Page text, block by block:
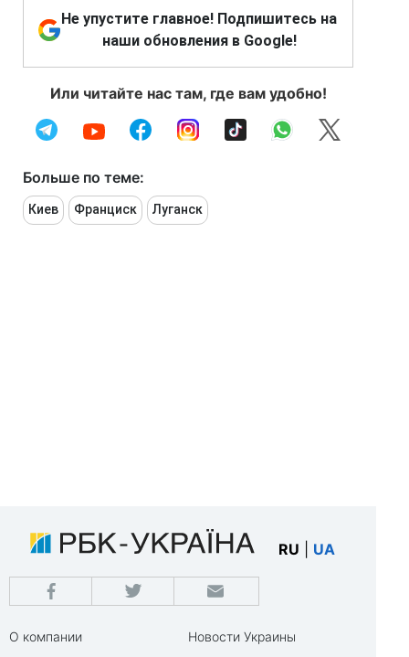
Не упустите главное! Подпишитесь на
наши обновления в Google!
Или читайте нас там, где вам удобно!
Больше по теме:
Киев Франциск Луганск
RU UA
О компании
Новости Украины